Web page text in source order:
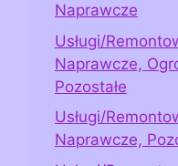
Naprawcze
Usługi/
Naprawcze,
Pozostałe
Usługi/
Naprawcze,